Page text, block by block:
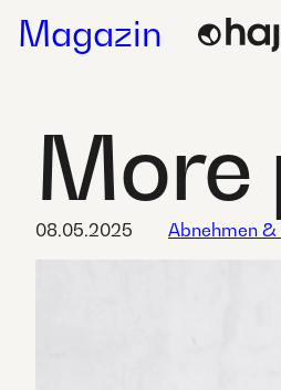
Magazin
Abnehmen &
More
08.05.2025